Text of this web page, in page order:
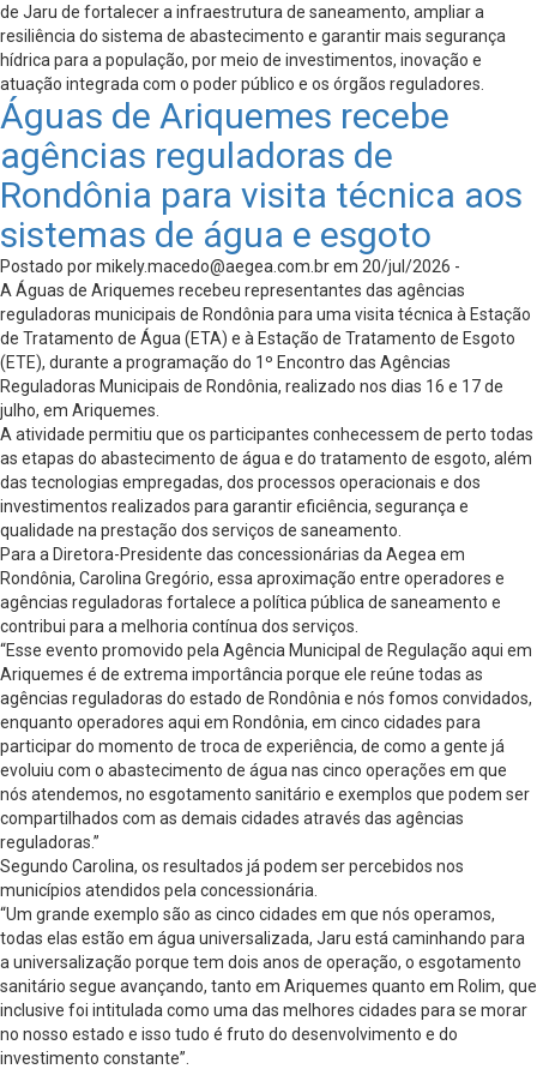
de Jaru de fortalecer a infraestrutura de saneamento, ampliar a
resiliência do sistema de abastecimento e garantir mais segurança
hídrica para a população, por meio de investimentos, inovação e
atuação integrada com o poder público e os órgãos reguladores.
Águas de Ariquemes recebe
agências reguladoras de
Rondônia para visita técnica aos
sistemas de água e esgoto
Postado pormikely.macedo@aegea.com.brem 20/jul/2026 -
A Águas de Ariquemes recebeu representantes das agências
reguladoras municipais de Rondônia para uma visita técnica à Estação
de Tratamento de Água (ETA) e à Estação de Tratamento de Esgoto
(ETE), durante a programação do 1º Encontro das Agências
Reguladoras Municipais de Rondônia, realizado nos dias 16 e 17 de
julho, em Ariquemes.
A atividade permitiu que os participantes conhecessem de perto todas
as etapas do abastecimento de água e do tratamento de esgoto, além
das tecnologias empregadas, dos processos operacionais e dos
investimentos realizados para garantir eficiência, segurança e
qualidade na prestação dos serviços de saneamento.
Para a Diretora-Presidente das concessionárias da Aegea em
Rondônia, Carolina Gregório, essa aproximação entre operadores e
agências reguladoras fortalece a política pública de saneamento e
contribui para a melhoria contínua dos serviços.
“Esse evento promovido pela Agência Municipal de Regulação aqui em
Ariquemes é de extrema importância porque ele reúne todas as
agências reguladoras do estado de Rondônia e nós fomos convidados,
enquanto operadores aqui em Rondônia, em cinco cidades para
participar do momento de troca de experiência, de como a gente já
evoluiu com o abastecimento de água nas cinco operações em que
nós atendemos, no esgotamento sanitário e exemplos que podem ser
compartilhados com as demais cidades através das agências
reguladoras.”
Segundo Carolina, os resultados já podem ser percebidos nos
municípios atendidos pela concessionária.
“Um grande exemplo são as cinco cidades em que nós operamos,
todas elas estão em água universalizada, Jaru está caminhando para
a universalização porque tem dois anos de operação, o esgotamento
sanitário segue avançando, tanto em Ariquemes quanto em Rolim, que
inclusive foi intitulada como uma das melhores cidades para se morar
no nosso estado e isso tudo é fruto do desenvolvimento e do
investimento constante”.